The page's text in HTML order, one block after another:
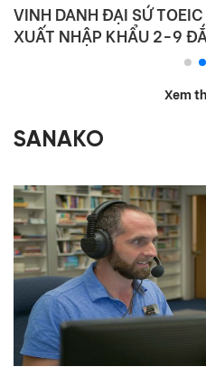
VINH DANH ĐẠI SỨ
XUẤT NHẬP KHẨU 2-9
Xem
SANAKO